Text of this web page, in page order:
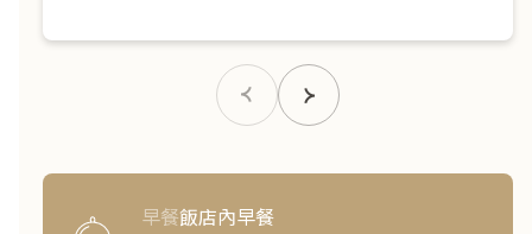
早餐飯店內早餐